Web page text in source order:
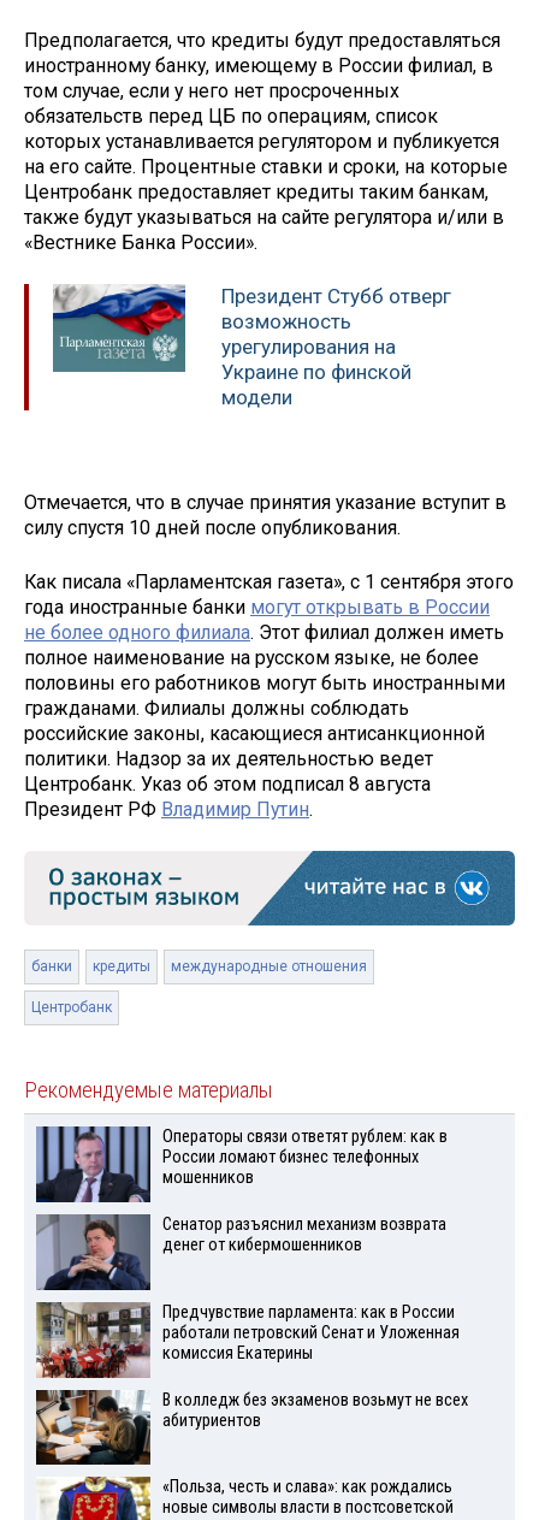
Предполагается, что кредиты будут предоставляться
иностранному банку, имеющему в России филиал, в
том случае, если у него нет просроченных
обязательств перед ЦБ по операциям, список
которых устанавливается регулятором и публикуется
на его сайте. Процентные ставки и сроки, на которые
Центробанк предоставляет кредиты таким банкам,
также будут указываться на сайте регулятора и/или в
«Вестнике Банка России».
Президент Стубб отверг
возможность
урегулирования на
Украине по финской
модели
Отмечается, что в случае принятия указание вступит в
силу спустя 10 дней после опубликования.
Как писала «Парламентская газета», с 1 сентября этого
года иностранные банки могут открывать в России
не более одного филиала. Этот филиал должен иметь
полное наименование на русском языке, не более
половины его работников могут быть иностранными
гражданами. Филиалы должны соблюдать
российские законы, касающиеся антисанкционной
политики. Надзор за их деятельностью ведет
Центробанк. Указ об этом подписал 8 августа
Президент РФ Владимир Путин.
банки кредиты международные отношения
Центробанк
Рекомендуемые материалы
Операторы связи ответят рублем: как в
России ломают бизнес телефонных
мошенников
Сенатор разъяснил механизм возврата
денег от кибермошенников
Предчувствие парламента: как в России
работали петровский Сенат и Уложенная
комиссия Екатерины
В колледж без экзаменов возьмут не всех
абитуриентов
«Польза, честь и слава»: как рождались
новые символы власти в постсоветской